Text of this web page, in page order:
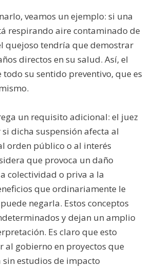
veamos un ejemplo: si una
respirando aire contaminado de
quejoso tendría que demostrar
directos en su salud. Así, el
su sentido preventivo, que es
un requisito adicional: el juez
dicha suspensión afecta al
orden público o al interés
que provoca un daño
colectividad o priva a la
que ordinariamente le
negarla. Estos conceptos
y dejan un amplio
Es claro que esto
al gobierno en proyectos que
sin estudios de impacto